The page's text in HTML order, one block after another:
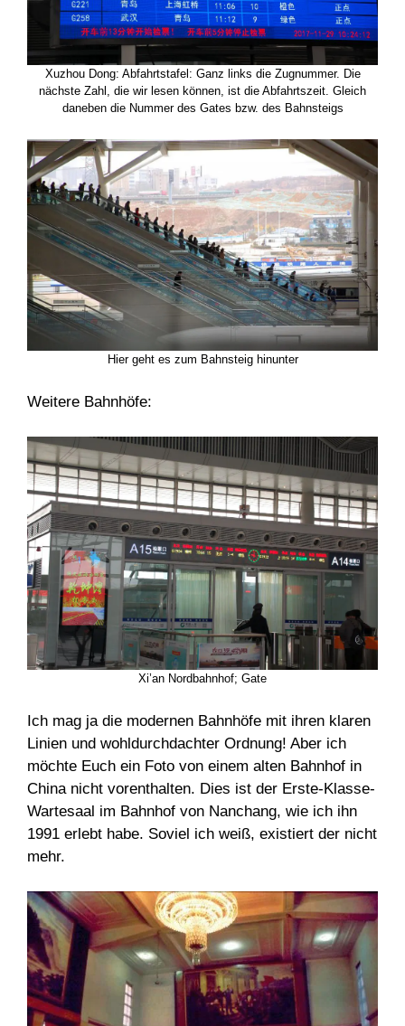
Xuzhou Dong: Abfahrtstafel: Ganz links die Zugnummer. Die
nächste Zahl, die wir lesen können, ist die Abfahrtszeit. Gleich
daneben die Nummer des Gates bzw. des Bahnsteigs
Hier geht es zum Bahnsteig hinunter
Weitere Bahnhöfe:
Xi’an Nordbahnhof; Gate
Ich mag ja die modernen Bahnhöfe mit ihren klaren
Linien und wohldurchdachter Ordnung! Aber ich
möchte Euch ein Foto von einem alten Bahnhof in
China nicht vorenthalten. Dies ist der Erste-Klasse-
Wartesaal im Bahnhof von Nanchang, wie ich ihn
1991 erlebt habe. Soviel ich weiß, existiert der nicht
mehr.